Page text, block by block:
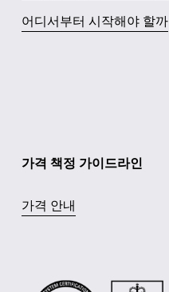
가격 안내
어디서부터 시작해야 할까
가격 책정 가이드라인